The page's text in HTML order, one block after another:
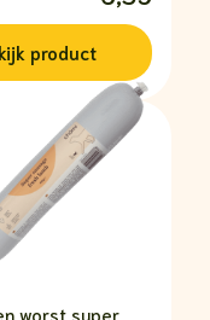
product
worst super